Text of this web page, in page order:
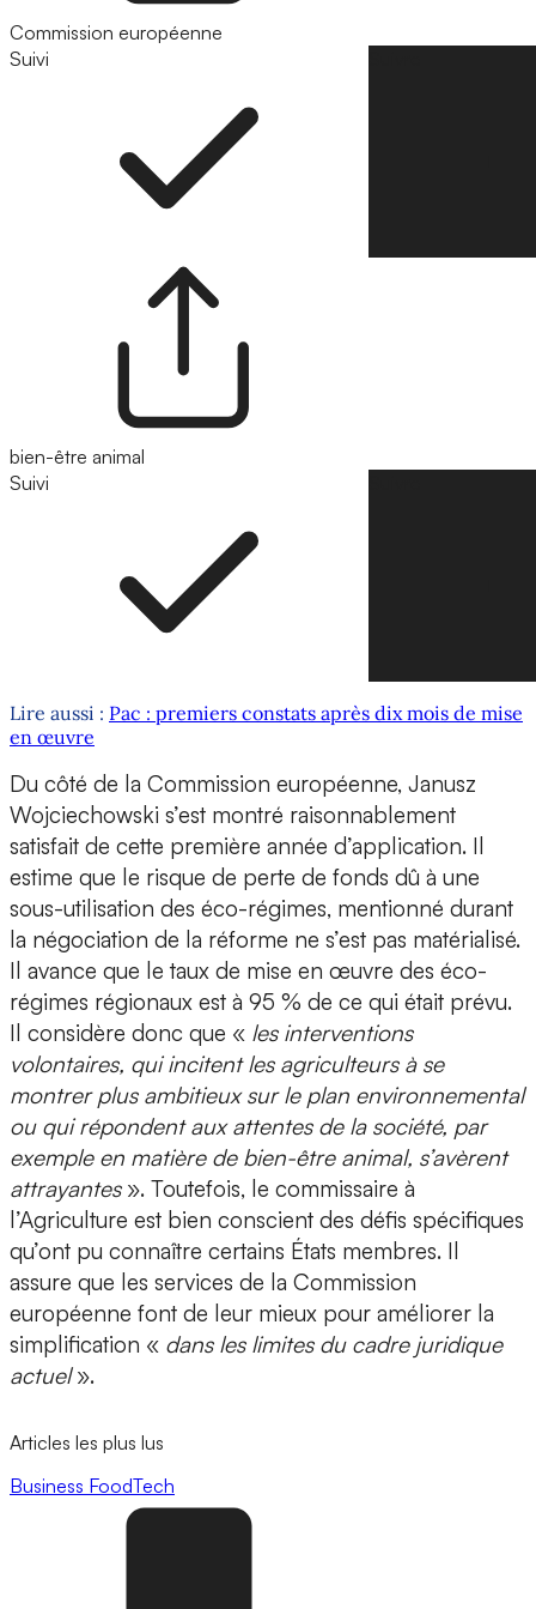
Commission européenne
Suivi
bien-être animal
Suivi
Lire aussi : Pac : premiers constats après dix mois de mise
en œuvre
Du côté de la Commission européenne, Janusz
Wojciechowski s’est montré raisonnablement
satisfait de cette première année d’application. Il
estime que le risque de perte de fonds dû à une
sous-utilisation des éco-régimes, mentionné durant
la négociation de la réforme ne s’est pas matérialisé.
Il avance que le taux de mise en œuvre des éco-
régimes régionaux est à 95 % de ce qui était prévu.
Il considère donc que « les interventions
volontaires, qui incitent les agriculteurs à se
montrer plus ambitieux sur le plan environnemental
ou qui répondent aux attentes de la société, par
exemple en matière de bien-être animal, s’avèrent
attrayantes». Toutefois, le commissaire à
l’Agriculture est bien conscient des défis spécifiques
qu’ont pu connaître certains États membres. Il
assure que les services de la Commission
européenne font de leur mieux pour améliorer la
simplification « dans les limites du cadre juridique
actuel».
Articles les plus lus
Business FoodTech